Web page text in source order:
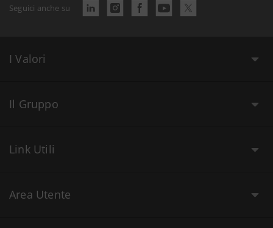
Seguici anche su
I Valori
Il Gruppo
Link Utili
Area Utente